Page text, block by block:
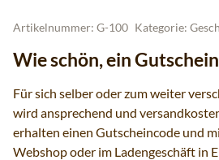
Artikelnummer: G-100 Kategorie:
Wie schön, ein
Für sich selber oder zum weiter
wird ansprechend und
erhalten einen Gutscheincode und
Webshop oder im Ladengeschäft in